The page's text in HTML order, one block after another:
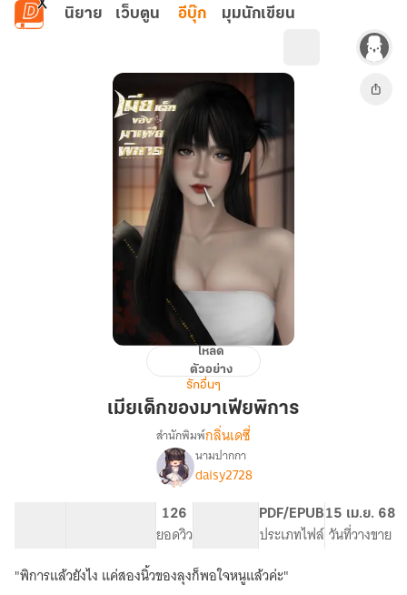
ข้ามไปยังเนื้อหาหลัก
นิยาย เว็บตูน อีบุ๊ก มุมนักเขียน
ของ
โหลด
ตัวอย่าง
รักอื่นๆ
เมียเด็กของมาเฟียพิการ
เรื่อง
เมีย
สำนักพิมพ์กลิ่นเดซี่
นามปากกา
daisy2728
126
ยอดวิว
PDF/EPUB
ประเภทไฟล์
15 เม.ย. 68
วันที่วางขาย
"พิการแล้วยังไง แค่สองนิ้วของลุงก็พอใจหนูแล้วค่ะ"